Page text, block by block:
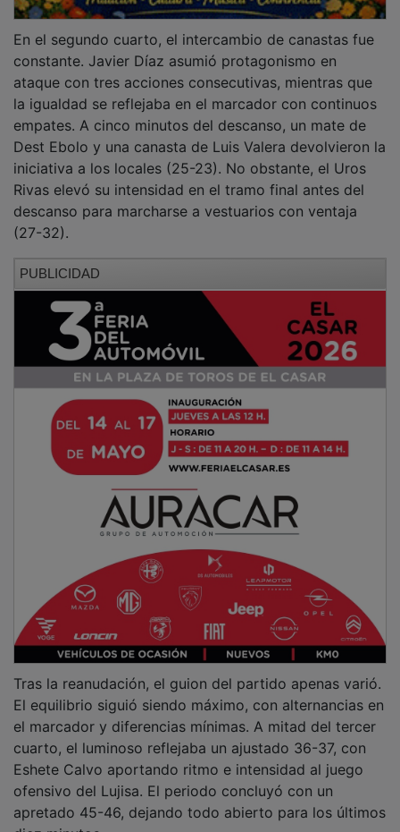
constante. Javier Díaz asumió protagonismo en
ataque con tres acciones consecutivas, mientras que
la igualdad se reflejaba en el marcador con continuos
empates. A cinco minutos del descanso, un mate de
Dest Ebolo y una canasta de Luis Valera devolvieron la
iniciativa a los locales (25-23). No obstante, el Uros
Rivas elevó su intensidad en el tramo final antes del
descanso para marcharse a vestuarios con ventaja
(27-32).
El equilibrio siguió siendo máximo, con alternancias en
el marcador y diferencias mínimas. A mitad del tercer
cuarto, el luminoso reflejaba un ajustado 36-37, con
Eshete Calvo aportando ritmo e intensidad al juego
ofensivo del Lujisa. El periodo concluyó con un
apretado 45-46, dejando todo abierto para los últimos
diez minutos.